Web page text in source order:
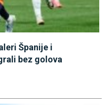
Španije i
bez golova